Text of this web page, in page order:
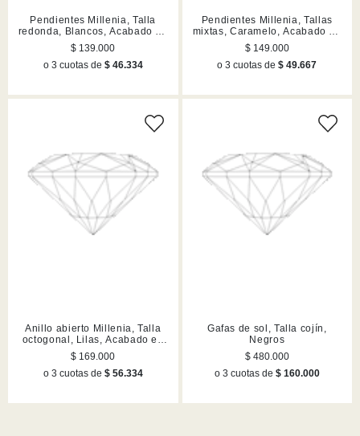
Pendientes Millenia, Talla
redonda, Blancos, Acabado en
rodio
$ 139.000
o 3 cuotas de $ 46.334
Pendientes Millenia, Tallas
mixtas, Caramelo, Acabado en
tono oro
$ 149.000
o 3 cuotas de$ 49.667
Anillo abierto Millenia, Talla
octogonal, Lilas, Acabado en
tono oro
$ 169.000
o 3 cuotas de $ 56.334
Gafas de sol, Talla cojín,
Negros
$ 480.000
o 3 cuotas de $ 160.000